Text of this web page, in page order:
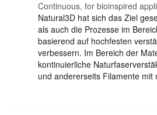
Continuous, for bioinspired
Natural3D hat sich das Ziel
als auch die Prozesse im
basierend auf hochfesten
verbessern. Im Bereich der
kontinuierliche
und andererseits Filamente